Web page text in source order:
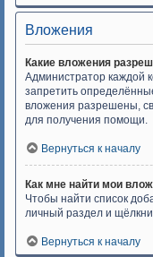
Вложения
Какие вложения
Администратор каждой
запретить
вложения разрешены,
для получения помощи.
Вернуться к началу
Как мне найти мои
Чтобы найти список
личный раздел и
Вернуться к началу